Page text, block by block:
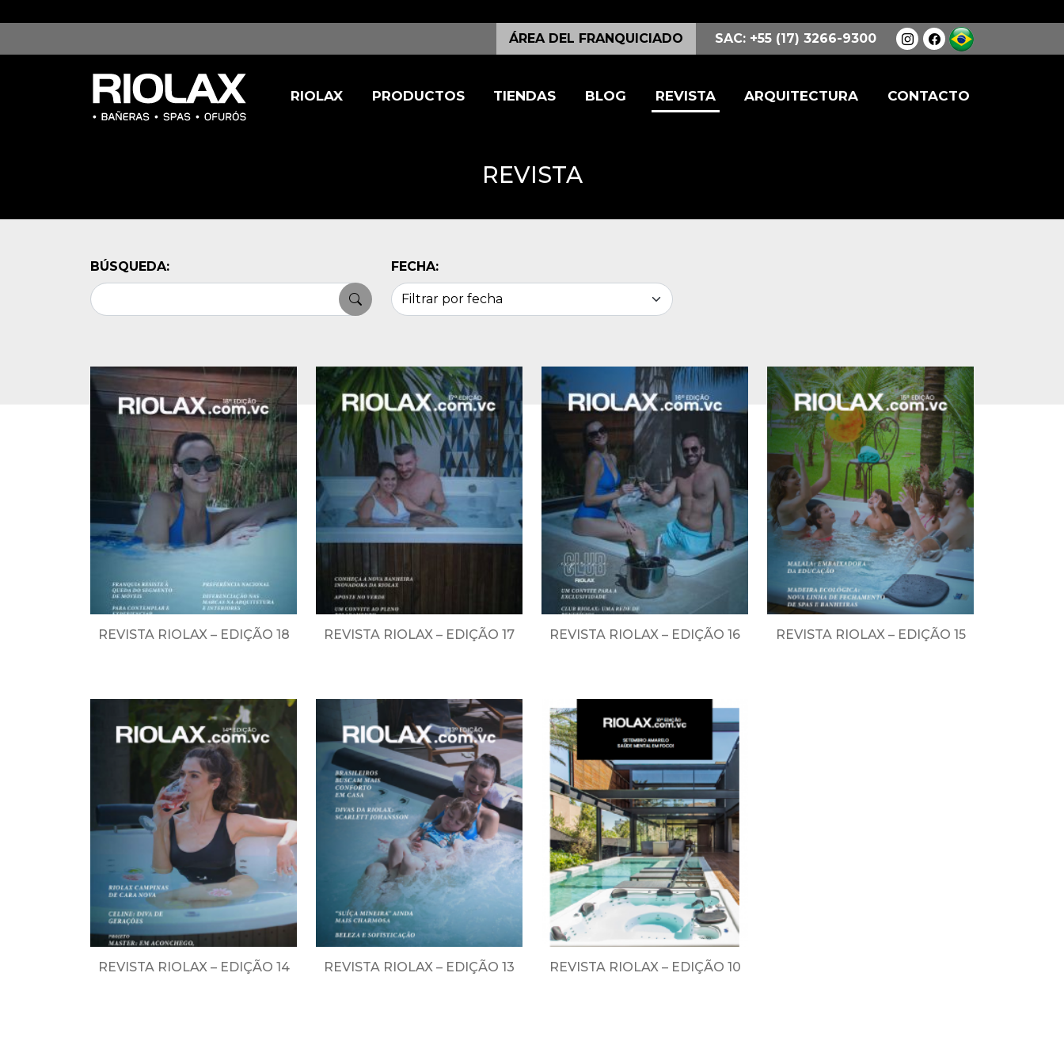
ÁREA DEL FRANQUICIADO
SAC: +55 (17) 3266-9300
RIOLAX PRODUCTOS TIENDAS BLOG REVISTA ARQUITECTURA CONTACTO
REVISTA
BÚSQUEDA: FECHA:
REVISTA RIOLAX – EDIÇÃO 18 REVISTA RIOLAX – EDIÇÃO 17 REVISTA RIOLAX – EDIÇÃO 16 REVISTA RIOLAX – EDIÇÃO 15
REVISTA RIOLAX – EDIÇÃO 14 REVISTA RIOLAX – EDIÇÃO 13 REVISTA RIOLAX – EDIÇÃO 10